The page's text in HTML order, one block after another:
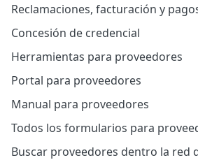
Reclamaciones, facturación y
Concesión de credencial
Herramientas para proveedores
Portal para proveedores
Manual para proveedores
Todos los formularios para
Buscar proveedores dentro la red